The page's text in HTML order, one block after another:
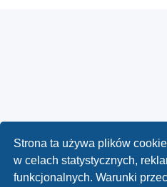
Strona ta używa plików
w celach statystycznych,
funkcjonalnych. Warunki